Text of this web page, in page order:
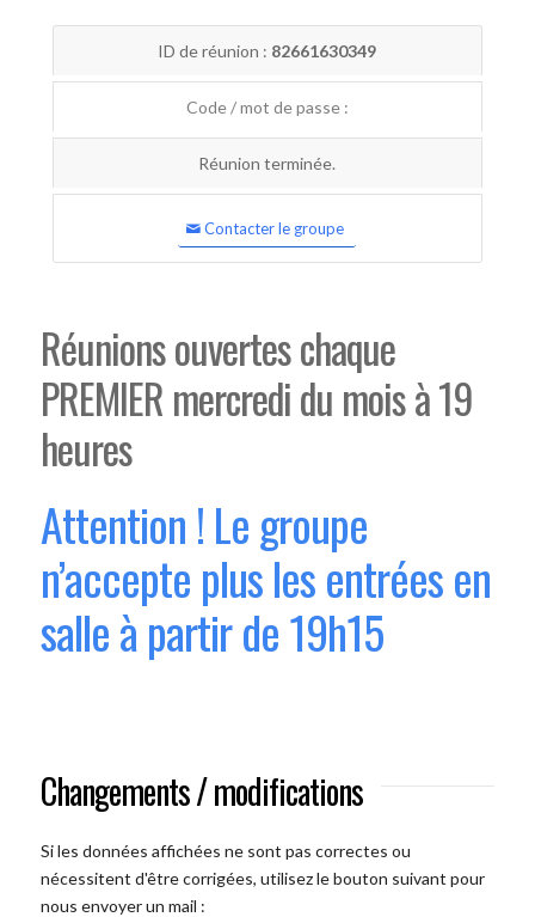
ID de réunion : 82661630349
Code / mot de passe :
Réunion terminée.
Contacter le groupe
Réunions ouvertes chaque
PREMIER mercredi du mois à 19
heures
Attention ! Le groupe
n’accepte plus les entrées en
salle à partir de 19h15
Changements / modifications
Si les données affichées ne sont pas correctes ou
nécessitent d'être corrigées, utilisez le bouton suivant pour
nous envoyer un mail :